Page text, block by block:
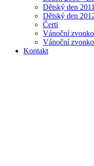
Dětský den 2011
Dětský den
Čerti
Vánoční
Vánoční
Kontakt